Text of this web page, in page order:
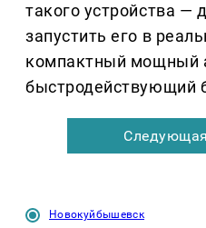
такого устройства —
запустить его в
компактный мощный
быстродействующий
Новокуйбышевск